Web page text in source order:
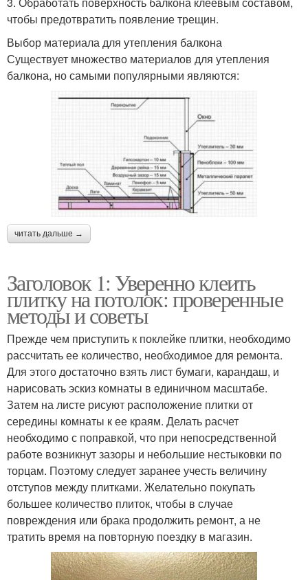
чтобы предотвратить появление трещин.
Выбор материала для утепления балкона
Существует множество материалов для утепления
балкона, но самыми популярными являются:
читать дальше →
Заголовок 1: Уверенно клеить
плитку на потолок: проверенные
методы и советы
Прежде чем приступить к поклейке плитки, необходимо
рассчитать ее количество, необходимое для ремонта.
Для этого достаточно взять лист бумаги, карандаш, и
нарисовать эскиз комнаты в единичном масштабе.
Затем на листе рисуют расположение плитки от
середины комнаты к ее краям. Делать расчет
необходимо с поправкой, что при непосредственной
работе возникнут зазоры и небольшие нестыковки по
торцам. Поэтому следует заранее учесть величину
отступов между плитками. Желательно покупать
большее количество плиток, чтобы в случае
повреждения или брака продолжить ремонт, а не
тратить время на повторную поездку в магазин.